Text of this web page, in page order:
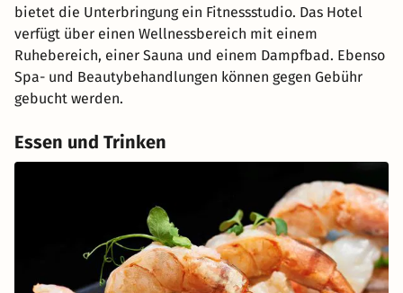
bietet die Unterbringung ein Fitnessstudio. Das Hotel
verfügt über einen Wellnessbereich mit einem
Ruhebereich, einer Sauna und einem Dampfbad. Ebenso
Spa- und Beautybehandlungen können gegen Gebühr
gebucht werden.
Essen und Trinken